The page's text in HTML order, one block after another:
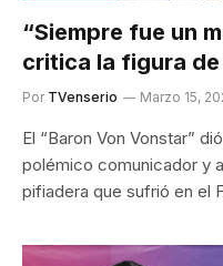
“Siempre fue un
critica la figura
Por TVenserio Marzo 15,
El “Baron Von Vonstar”
polémico comunicador y
pifiadera que sufrió en el